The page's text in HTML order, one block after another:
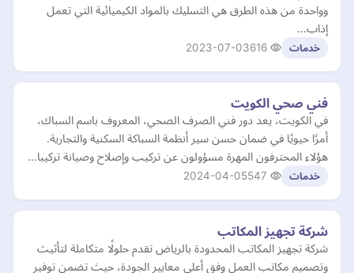
وواحدة من هذه الطرق هي التسليك بالمواد الكيميائية التي تعمل
إذاب…
خدمات 2023-07-03
فني صحي الكويت
في الكويت، يعد دور فني الصرف الصحي، المعروف باسم السباك،
أمرًا حيويًا في ضمان حسن سير أنظمة السباكة السكنية والتجارية.
هؤلاء المحترفون المهرة مسؤولون عن تركيب وإصلاح وصيانة تركيبا…
خدمات 2024-04-05
شركة تجهيز المكاتب
شركة تجهيز المكاتب المحدودة بالرياض تقدم حلولًا متكاملة لتأثيث
وتصميم مكاتب العمل وفق أعلى معايير الجودة، حيث تضمن توفير